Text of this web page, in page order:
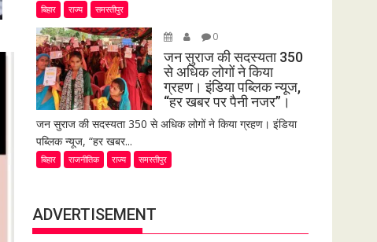
बिहार राज्य समस्तीपुर
0
जन सुराज की सदस्यता 350
से अधिक लोगों ने किया
ग्रहण। इंडिया पब्लिक न्यूज,
“हर खबर पर पैनी नजर”।
जन सुराज की सदस्यता 350 से अधिक लोगों ने किया ग्रहण। इंडिया
पब्लिक न्यूज, “हर खबर...
बिहार राजनीतिक राज्य समस्तीपुर
ADVERTISEMENT